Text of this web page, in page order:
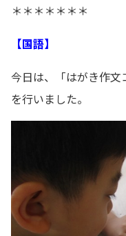
＊＊＊＊＊＊＊
【国語】
今日は、「はがき作文
を行いました。